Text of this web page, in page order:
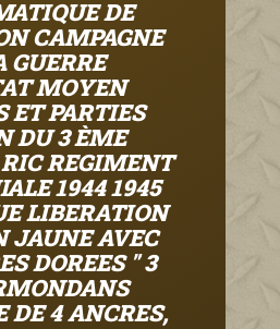
DE
CAMPAGNE
GUERRE
MOYEN
ET PARTIES
DU 3 ÈME
REGIMENT
1944 1945
LIBERATION
JAUNE AVEC
DOREES " 3
DE 4 ANCRES,